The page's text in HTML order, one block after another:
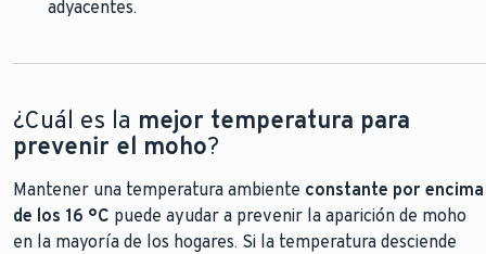
adyacentes.
ventanas o una ventana y una puerta exterior.
¿Cuál es la mejor temperatura para
prevenir el moho?
Mantener una temperatura ambiente constante por encima
de los 16 °C puede ayudar a prevenir la aparición de moho
en la mayoría de los hogares. Si la temperatura desciende